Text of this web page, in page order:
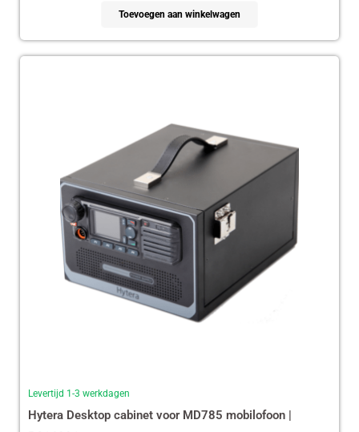
Toevoegen aan winkelwagen
Levertijd 1-3 werkdagen
Hytera Desktop cabinet voor MD785 mobilofoon |